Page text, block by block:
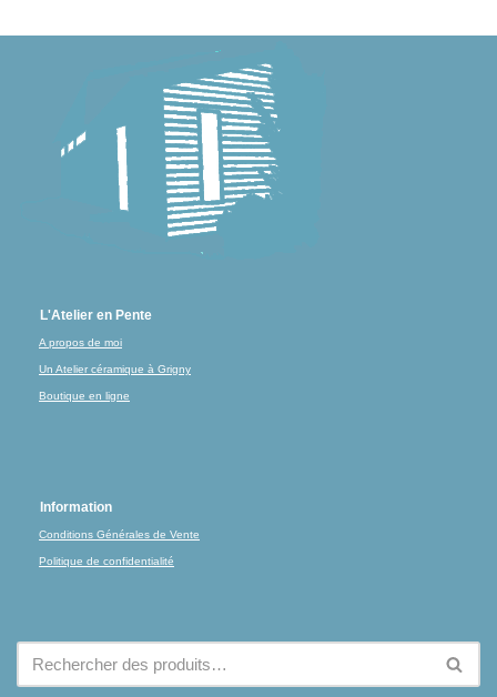
L'Atelier en Pente
A propos de moi
Un Atelier céramique à Grigny
Boutique en ligne
Information
Conditions Générales de Vente
Politique de confidentialité